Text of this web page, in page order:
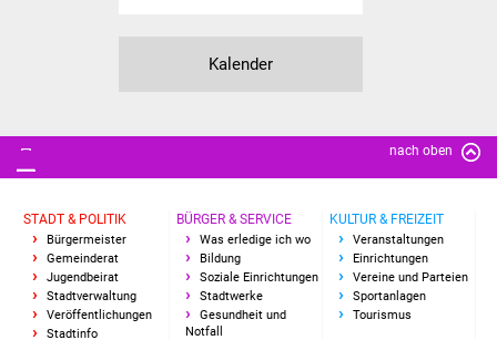
Gewerbeimmobilien
Ausschreibungen
Öffentliche
Kalender
nach oben
STADT & POLITIK
Bürgermeister
Gemeinderat
Jugendbeirat
Stadtverwaltung
Veröffentlichungen
Stadtinfo
BÜRGER & SERVICE
Was erledige ich wo
Bildung
Soziale Einrichtungen
Stadtwerke
Gesundheit und
Notfall
KULTUR & FREIZEIT
Veranstaltungen
Einrichtungen
Vereine und Parteien
Sportanlagen
Tourismus